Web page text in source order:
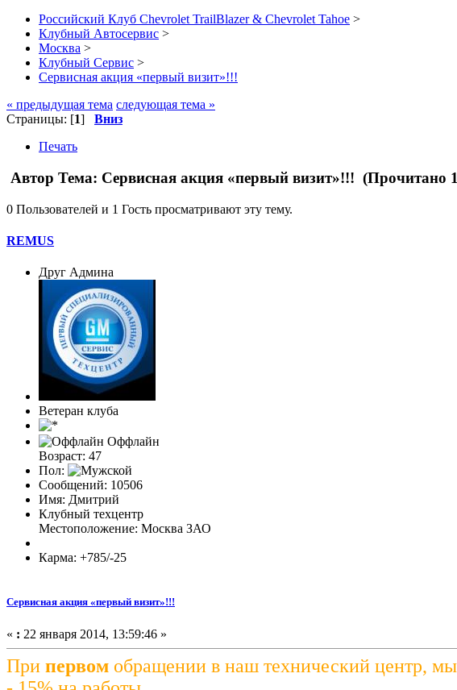
Российский Клуб Chevrolet TrailBlazer & Chevrolet Tahoe >
Клубный Автосервис >
Москва >
Клубный Сервис >
Сервисная акция «первый визит»!!!
« предыдущая тема следующая тема »
Страницы: [1] Вниз
Печать
Автор Тема: Сервисная акция «первый визит»!!! (Прочитано
0 Пользователей и 1 Гость просматривают эту тему.
REMUS
Друг Админа
Ветеран клуба
Оффлайн
Возраст: 47
Пол:
Сообщений: 10506
Имя: Дмитрий
Клубный техцентр
Местоположение: Москва ЗАО
Карма: +785/-25
Сервисная акция «первый визит»!!!
« : 22 января 2014, 13:59:46 »
При первом обращении в наш технический центр,